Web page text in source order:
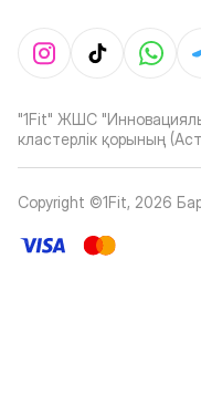
"1Fit" ЖШС
кластерлік қорының
Copyright ©1Fit, 2026